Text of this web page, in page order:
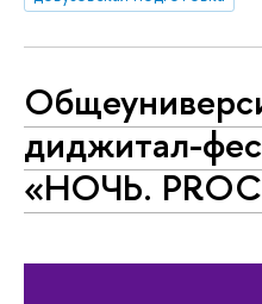
диджитал-
«НОЧЬ.